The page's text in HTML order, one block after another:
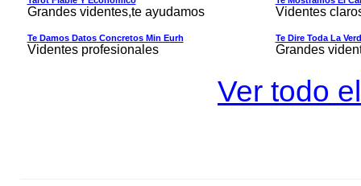
Grandes videntes,te ayudamos Videntes
Te Damos Datos Concretos Min Eurh
Videntes profesionales
Te Dire Toda La
Grandes
Ver todo